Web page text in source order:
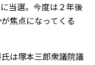
当選。今度は２年後
焦点になってくる
は塚本三郎衆議院議